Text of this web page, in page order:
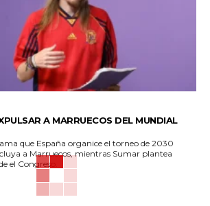
A MARRUECOS DEL MUNDIAL
que España organice el torneo de 2030
a Marruecos, mientras Sumar plantea
el Congreso.